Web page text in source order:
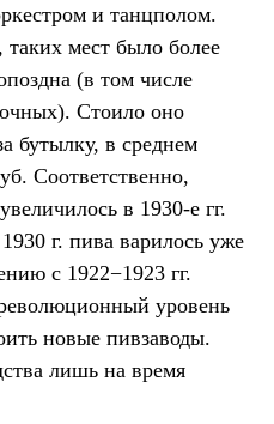
и танцполом.
мест было более
(в том числе
Стоило оно
бутылку, в среднем
Соответственно,
в 1930-е гг.
г. пива варилось уже
с 1922−1923 гг.
уровень
новые пивзаводы.
лишь на время